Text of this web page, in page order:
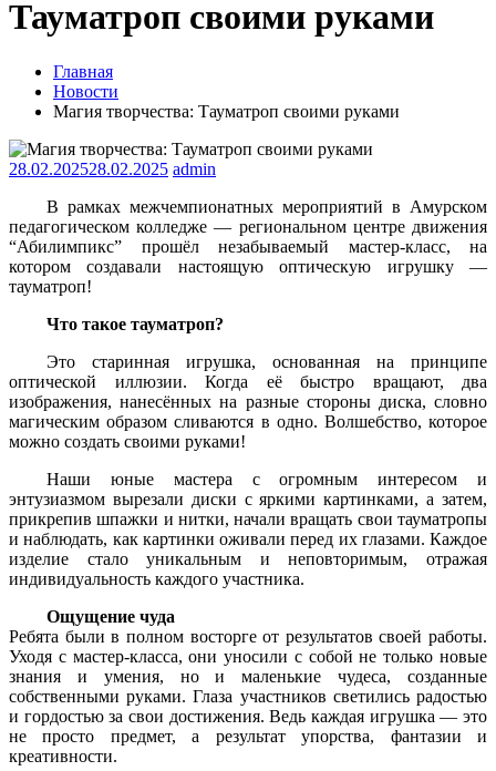
Тауматроп своими руками
Главная
Новости
Магия творчества: Тауматроп своими руками
28.02.202528.02.2025 admin
В рамках межчемпионатных мероприятий в Амурском
педагогическом колледже — региональном центре движения
“Абилимпикс” прошёл незабываемый мастер-класс, на
котором создавали настоящую оптическую игрушку —
тауматроп!
Что такое тауматроп?
Это старинная игрушка, основанная на принципе
оптической иллюзии. Когда её быстро вращают, два
изображения, нанесённых на разные стороны диска, словно
магическим образом сливаются в одно. Волшебство, которое
можно создать своими руками!
Наши юные мастера с огромным интересом и
энтузиазмом вырезали диски с яркими картинками, а затем,
прикрепив шпажки и нитки, начали вращать свои тауматропы
и наблюдать, как картинки оживали перед их глазами. Каждое
изделие стало уникальным и неповторимым, отражая
индивидуальность каждого участника.
Ощущение чуда
Ребята были в полном восторге от результатов своей работы.
Уходя с мастер-класса, они уносили с собой не только новые
знания и умения, но и маленькие чудеса, созданные
собственными руками. Глаза участников светились радостью
и гордостью за свои достижения. Ведь каждая игрушка — это
не просто предмет, а результат упорства, фантазии и
креативности.